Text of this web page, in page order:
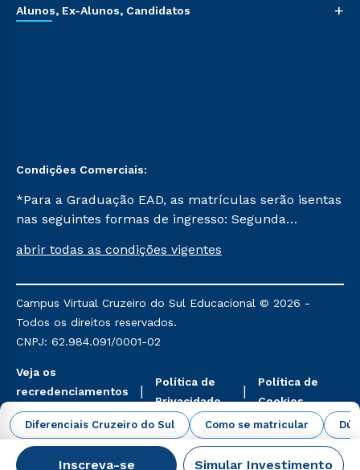
Diferenciais Cruzeiro do Sul Como se matricular
Inscreva-se Simular Investimento
Alunos, Ex-Alunos, Candidatos +
Condições Comerciais:
*Para a Graduação EAD, as matrículas serão isentas
nas seguintes formas de ingresso: Segunda
Já para as demais, a taxa de matrícula será de R$
mencionadas são referentes aos cursos: Ensino
Religioso, Geografia para a Docência e Metodologia
do Ensino de História: Questões Atuais.
abrir todas as condições vigentes
Campus Virtual Cruzeiro do Sul Educacional © 2026 -
Todos os direitos reservados.
CNPJ: 62.984.091/0001-02
Veja os
recredenciamentos
aqui
Política de
Privacidade
Política de
Cookies